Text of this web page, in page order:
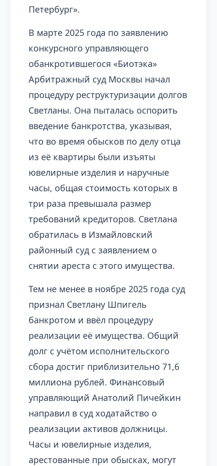
Петербург».
В марте 2025 года по заявлению
конкурсного управляющего
обанкротившегося «Биотэка»
Арбитражный суд Москвы начал
процедуру реструктуризации долгов
Светланы. Она пыталась оспорить
введение банкротства, указывая,
что во время обысков по делу отца
из её квартиры были изъяты
ювелирные изделия и наручные
часы, общая стоимость которых в
три раза превышала размер
требований кредиторов. Светлана
обратилась в Измайловский
районный суд с заявлением о
снятии ареста с этого имущества.
Тем не менее в ноябре 2025 года суд
признал Светлану Шпигель
банкротом и ввёл процедуру
реализации её имущества. Общий
долг с учётом исполнительского
сбора достиг приблизительно 71,6
миллиона рублей. Финансовый
управляющий Анатолий Пичейкин
направил в суд ходатайство о
реализации активов должницы.
Часы и ювелирные изделия,
арестованные при обысках, могут